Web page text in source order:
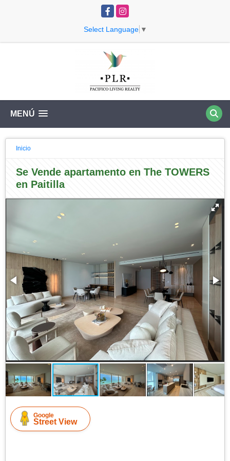
FacebookInstagram
Select Language ▼
MENÚ
Inicio
Se Vende apartamento en The TOWERS
en Paitilla
Google
Street View